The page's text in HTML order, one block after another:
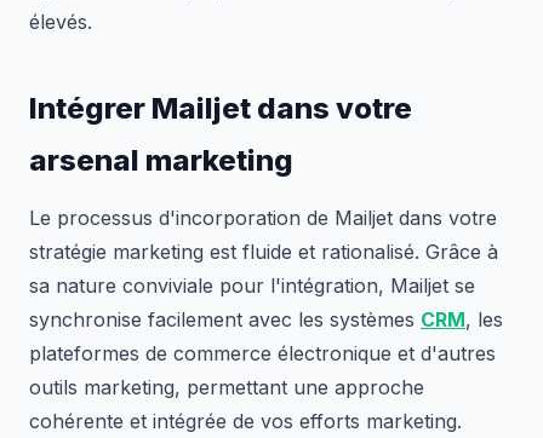
élevés.
Intégrer Mailjet dans votre
arsenal marketing
Le processus d'incorporation de Mailjet dans votre
stratégie marketing est fluide et rationalisé. Grâce à
sa nature conviviale pour l'intégration, Mailjet se
synchronise facilement avec les systèmes CRM, les
plateformes de commerce électronique et d'autres
outils marketing, permettant une approche
cohérente et intégrée de vos efforts marketing.